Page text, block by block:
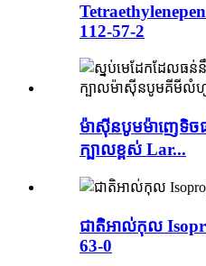
112-57-2
ម៉ាស៊ីនបូមម៉ាញេទិច
ក្បាលខ្ពស់ Lar...
ជាតិអាល់កុល
63-0